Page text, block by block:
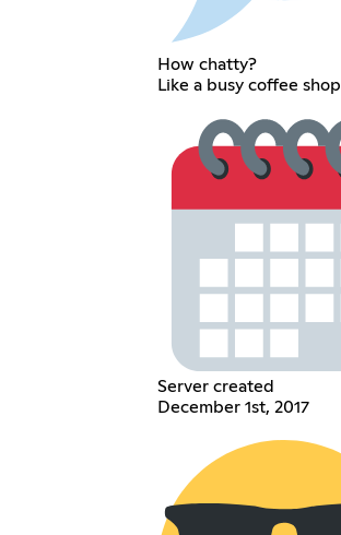
How chatty?
Like a busy coffee shop
Server created
December 1st, 2017